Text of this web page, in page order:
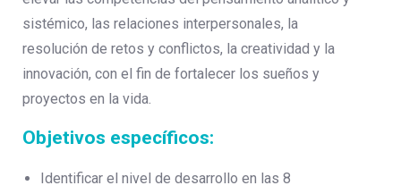
sistémico, las relaciones interpersonales, la
resolución de retos y conflictos, la creatividad y la
innovación, con el fin de fortalecer los sueños y
proyectos en la vida.
Objetivos específicos:
Identificar el nivel de desarrollo en las 8